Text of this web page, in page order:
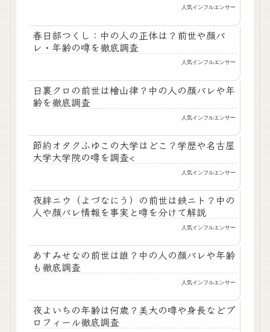
人気インフルエンサー
春日部つくし：中の人の正体は？前世や顔バ
レ・年齢の噂を徹底調査
人気インフルエンサー
日裏クロの前世は檜山律？中の人の顔バレや年
齢を徹底調査
人気インフルエンサー
節約オタクふゆこの大学はどこ？学歴や名古屋
大学大学院の噂を調査<
人気インフルエンサー
夜絆ニウ（よづなにう）の前世は鋏ニト？中の
人や顔バレ情報を事実と噂を分けて解説
人気インフルエンサー
あすみせなの前世は誰？中の人の顔バレや年齢
も徹底調査
人気インフルエンサー
夜よいちの年齢は何歳？美大の噂や身長などプ
ロフィール徹底調査